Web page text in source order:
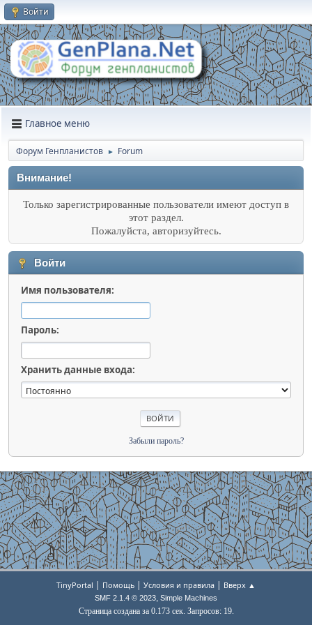
Войти
Главное меню
Форум Генпланистов ► Forum
Внимание!
Только зарегистрированные пользователи имеют доступ в
этот раздел.
Пожалуйста, авторизуйтесь.
Войти
Имя пользователя:
Пароль:
Хранить данные входа:
Забыли пароль?
TinyPortal | Помощь | Условия и правила | Вверх ▲
SMF 2.1.4 © 2023, Simple Machines
Страница создана за 0.173 сек. Запросов: 19.